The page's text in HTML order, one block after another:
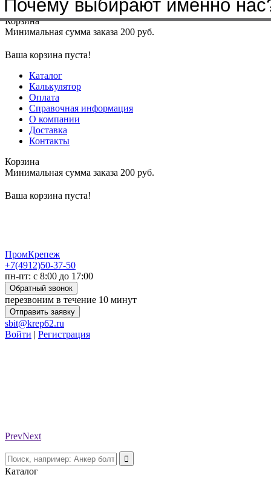
Меню+7(4912)50-37-50sbit@krep62.ru
Корзина
Минимальная сумма заказа 200 руб.
Ваша корзина пуста!
Каталог
Калькулятор
Оплата
Справочная информация
О компании
Доставка
Контакты
Корзина
Минимальная сумма заказа 200 руб.
Ваша корзина пуста!
ПромКрепеж
+7(4912)50-37-50
пн-пт: с 8:00 до 17:00
Обратный звонок
перезвоним в течение 10 минут
Отправить заявку
sbit@krep62.ru
Войти | Регистрация
PrevNext
Каталог
Почему выбирают именно